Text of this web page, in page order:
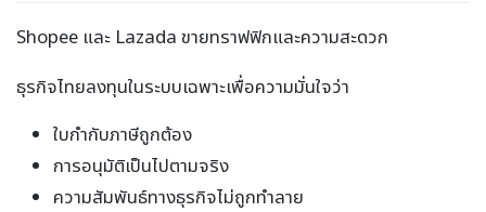
Shopee และ Lazada ขายทราฟฟิกและความสะดวก
ธุรกิจไทยลงทุนในระบบเฉพาะเพื่อความมั่นใจว่า
ใบกำกับภาษีถูกต้อง
การอนุมัติเป็นไปตามจริง
ความสัมพันธ์ทางธุรกิจไม่ถูกทำลาย